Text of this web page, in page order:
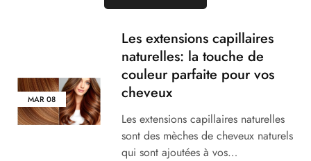
MAR08
Les extensions capillaires
naturelles: la touche de
couleur parfaite pour vos
cheveux
Les extensions capillaires naturelles
sont des mèches de cheveux naturels
qui sont ajoutées à vos…